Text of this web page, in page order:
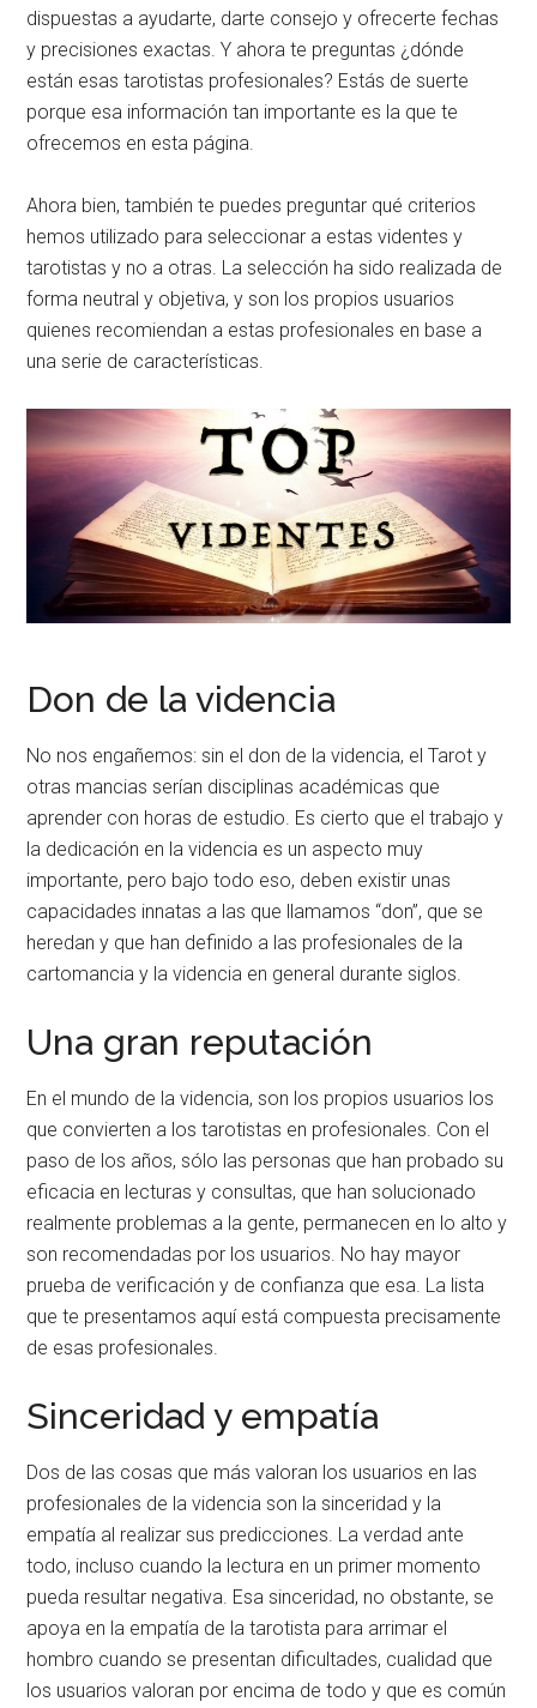
dispuestas a ayudarte, darte consejo y ofrecerte fechas
y precisiones exactas. Y ahora te preguntas ¿dónde
están esas tarotistas profesionales? Estás de suerte
porque esa información tan importante es la que te
ofrecemos en esta página.
Ahora bien, también te puedes preguntar qué criterios
hemos utilizado para seleccionar a estas videntes y
tarotistas y no a otras. La selección ha sido realizada de
forma neutral y objetiva, y son los propios usuarios
quienes recomiendan a estas profesionales en base a
una serie de características.
Don de la videncia
No nos engañemos: sin el don de la videncia, el Tarot y
otras mancias serían disciplinas académicas que
aprender con horas de estudio. Es cierto que el trabajo y
la dedicación en la videncia es un aspecto muy
importante, pero bajo todo eso, deben existir unas
capacidades innatas a las que llamamos “don”, que se
heredan y que han definido a las profesionales de la
cartomancia y la videncia en general durante siglos.
Una gran reputación
En el mundo de la videncia, son los propios usuarios los
que convierten a los tarotistas en profesionales. Con el
paso de los años, sólo las personas que han probado su
eficacia en lecturas y consultas, que han solucionado
realmente problemas a la gente, permanecen en lo alto y
son recomendadas por los usuarios. No hay mayor
prueba de verificación y de confianza que esa. La lista
que te presentamos aquí está compuesta precisamente
de esas profesionales.
Sinceridad y empatía
Dos de las cosas que más valoran los usuarios en las
profesionales de la videncia son la sinceridad y la
empatía al realizar sus predicciones. La verdad ante
todo, incluso cuando la lectura en un primer momento
pueda resultar negativa. Esa sinceridad, no obstante, se
apoya en la empatía de la tarotista para arrimar el
hombro cuando se presentan dificultades, cualidad que
los usuarios valoran por encima de todo y que es común